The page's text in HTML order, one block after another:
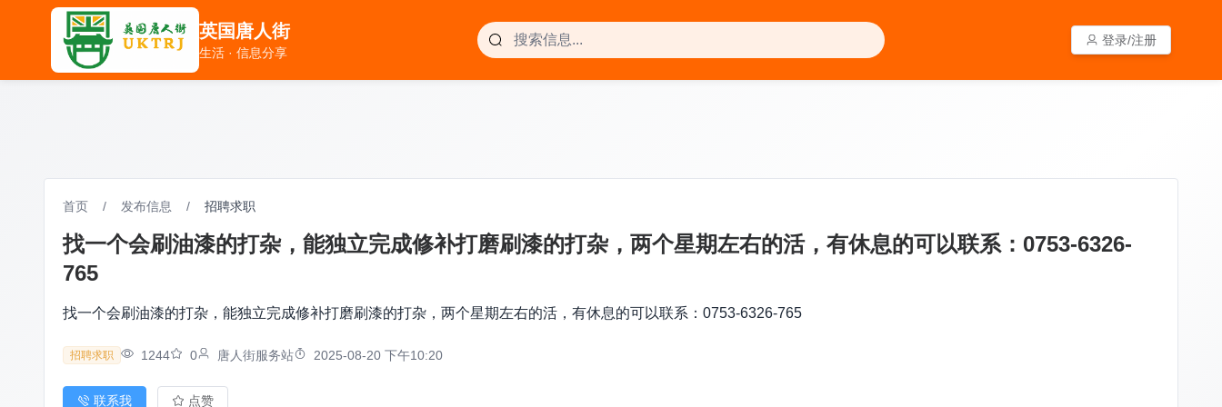
英国唐人街
生活 · 信息分享
登录/注册
英国唐人街
生活 · 信息分享
登录/注册
首页 / 发布信息 / 招聘求职
找一个会刷油漆的打杂，能独立完成修补打磨刷漆的打杂，两个星期左右的活，有休息的可以联系：0753-6326-
765
找一个会刷油漆的打杂，能独立完成修补打磨刷漆的打杂，两个星期左右的活，有休息的可以联系：0753-6326-765
招聘求职 1244 0 唐人街服务站 2025-08-20 下午10:20
联系我 点赞